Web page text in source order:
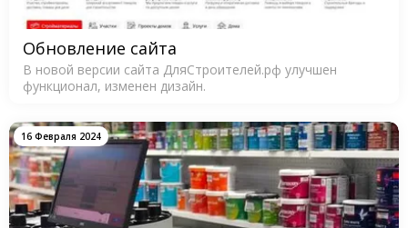
Обновление сайта
В новой версии сайта ДляСтроителей.рф улучшен
функционал, изменен дизайн.
16 Февраля 2024